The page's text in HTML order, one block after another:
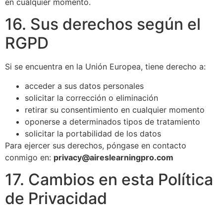
16. Sus derechos según el
RGPD
Si se encuentra en la Unión Europea, tiene derecho a:
acceder a sus datos personales
solicitar la corrección o eliminación
retirar su consentimiento en cualquier momento
oponerse a determinados tipos de tratamiento
solicitar la portabilidad de los datos
Para ejercer sus derechos, póngase en contacto
conmigo en: privacy@aireslearningpro.com
17. Cambios en esta Política
de Privacidad